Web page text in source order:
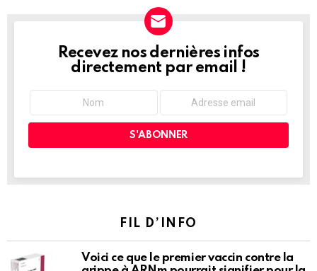
NEWSLETTER
Recevez nos dernières infos
directement par email !
FIL D’INFO
Voici ce que le premier vaccin contre la